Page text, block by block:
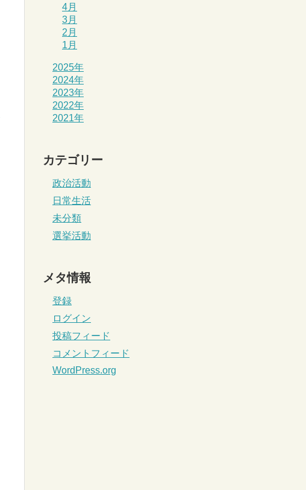
4月
3月
2月
1月
2025年
2024年
2023年
2022年
2021年
カテゴリー
政治活動
日常生活
未分類
選挙活動
メタ情報
登録
ログイン
投稿フィード
コメントフィード
WordPress.org